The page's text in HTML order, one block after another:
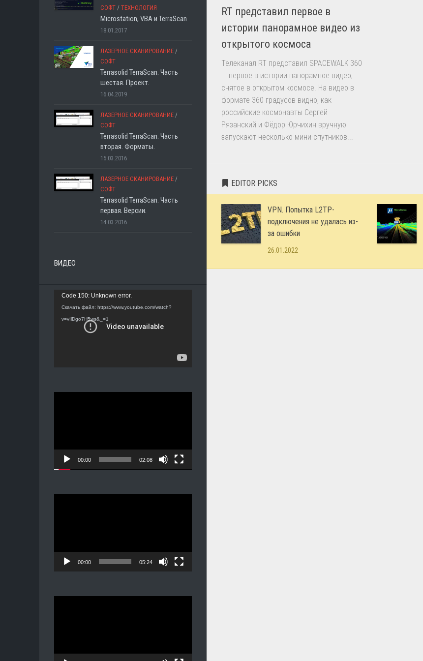
RT представил первое в
истории панорамное видео из
открытого космоса
Телеканал RT представил SPACEWALK 360
— первое в истории панорамное видео,
снятое в открытом космосе. На видео в
формате 360 градусов видно, как
российские космонавты Сергей
Рязанский и Фёдор Юрчихин вручную
запускают несколько мини-спутников...
EDITOR PICKS
VPN. Попытка L2TP-
подключения не удалась из-
за ошибки
26.01.2022
СОФТ / ТЕХНОЛОГИЯ
Microstation, VBA и TerraScan
18.01.2017
ЛАЗЕРНОЕ СКАНИРОВАНИЕ /
СОФТ
Terrasolid TerraScan. Часть
шестая. Проект.
16.04.2019
ЛАЗЕРНОЕ СКАНИРОВАНИЕ /
СОФТ
Terrasolid TerraScan. Часть
вторая. Форматы.
15.03.2016
ЛАЗЕРНОЕ СКАНИРОВАНИЕ /
СОФТ
Terrasolid TerraScan. Часть
первая. Версии.
14.03.2016
ВИДЕО
Видеоплеер
Code 150: Unknown error.
Скачать файл: https://www.youtube.com/watch?
v=vIlDgo7H5ws&_=1
00:00 02:08
00:00 05:24